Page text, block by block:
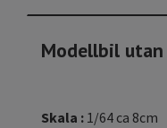
Modellbil
Skala : 1/64 ca 8cm